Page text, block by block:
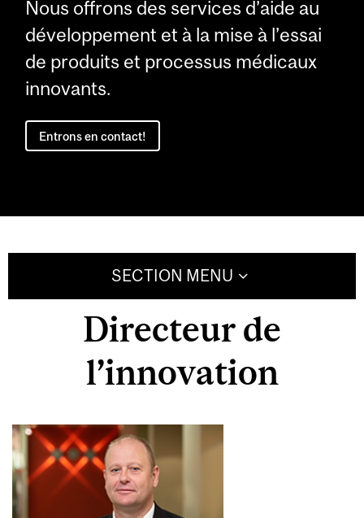
Nous offrons des services d’aide au
développement et à la mise à l’essai
de produits et processus médicaux
innovants.
Entrons en contact!
SECTION MENU
Directeur de
l’innovation